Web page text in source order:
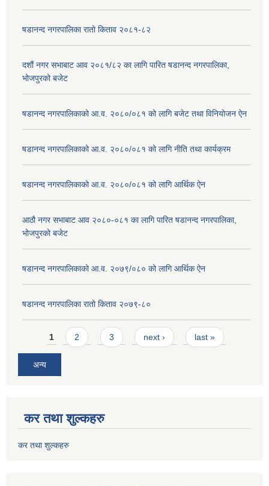
षडानन्द नगरपालिका रातो किताव २०८१-८२
दशौं नगर सभाबाट आव २०८१/८२ का लागि पारित षडानन्द नगरपालिका,
भोजपुरको बजेट
षडानन्द नगरपालिकाको आ.व. २०८०/०८१ को लागि बजेट तथा विनियोजन ऐन
षडानन्द नगरपालिकाको आ.व. २०८०/०८१ को लागि नीति तथा कार्यक्रम
षडानन्द नगरपालिकाको आ.व. २०८०/०८१ को लागि आर्थिक ऐन
आठौ नगर सभाबाट आव २०८०-०८१ का लागि पारित षडानन्द नगरपालिका,
भोजपुरको बजेट
षडानन्द नगरपालिकाको आ.व. २०७९/०८० को लागि आर्थिक ऐन
षडानन्द नगरपालिका रातो किताव २०७९-८०
Pages
1 2 3 next › last »
अन्य
कर तथा शुल्कहरु
कर तथा शुल्कहरु